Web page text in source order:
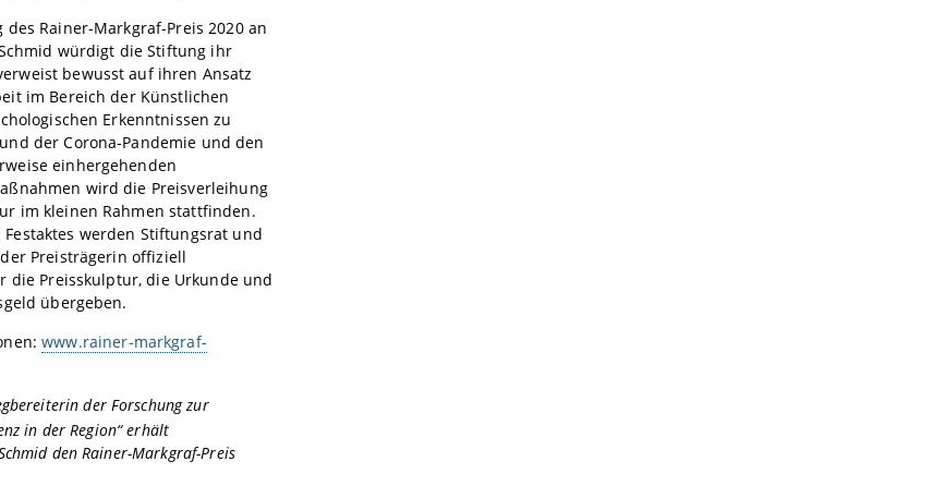
Rainer-Markgraf-Preis 2020 an
würdigt die Stiftung ihr
bewusst auf ihren Ansatz
im Bereich der Künstlichen
Erkenntnissen zu
der Corona-Pandemie und den
einhergehenden
wird die Preisverleihung
im kleinen Rahmen stattfinden.
Festaktes werden Stiftungsrat und
Preisträgerin offiziell
die Preisskulptur, die Urkunde und
übergeben.
www.rainer-markgraf-
der Forschung zur
in der Region“ erhält
den Rainer-Markgraf-Preis